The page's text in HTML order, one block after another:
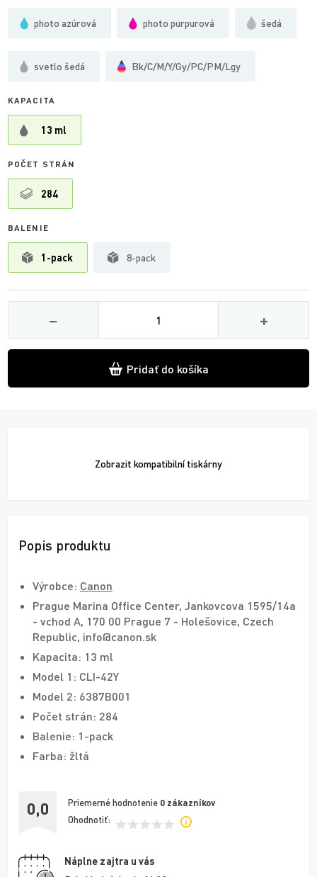
photo azúrová photo purpurová šedá
svetlo šedá Bk/C/M/Y/Gy/PC/PM/Lgy
KAPACITA
13 ml
POČET STRÁN
284
BALENIE
1-pack 8-pack
−
Množství
+
Pridať do košíka
Zobrazit kompatibilní tiskárny
Popis produktu
Výrobce: Canon
Prague Marina Office Center, Jankovcova 1595/14a
- vchod A, 170 00 Prague 7 - Holešovice, Czech
Republic, info@canon.sk
Kapacita: 13 ml
Model 1: CLI-42Y
Model 2: 6387B001
Počet strán: 284
Balenie: 1-pack
Farba: žltá
0,0 Priemerné hodnotenie 0 zákazníkov
Ohodnotiť:
Náplne zajtra u vás